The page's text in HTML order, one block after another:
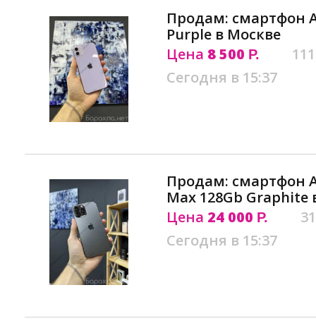
Продам: смартфон
Purple в Москве
Цена 8 500 Р.
Сегодня в 15:37
Продам: смартфон
Max 128Gb Graphite
Цена 24 000 Р.
Сегодня в 15:37